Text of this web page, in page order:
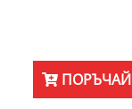
ПОРЪЧАЙ